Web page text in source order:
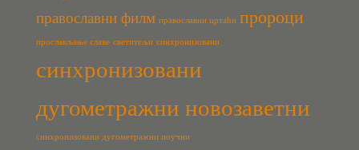
православни филм православни цртаћи пророци
прослављање славе светитељи синхронизовани
синхронизовани
дугометражни новозаветни
синхронизовани дугометражни поучни